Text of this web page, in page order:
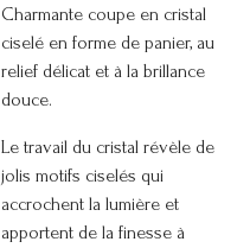
Charmante coupe en cristal
ciselé en forme de panier, au
relief délicat et à la brillance
douce.
Le travail du cristal révèle de
jolis motifs ciselés qui
accrochent la lumière et
apportent de la finesse à